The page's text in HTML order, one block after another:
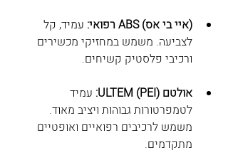
(איי בי אס) ABS רפואי:
עמיד, קל
לצביעה. משמש במחזיקי מכשירים
ורכיבי פלסטיק קשיחים.
אולטם ULTEM (PEI):
עמיד
לטמפרטורות גבוהות ויציב מאוד.
משמש לרכיבים רפואיים ואופטיים
מתקדמים.